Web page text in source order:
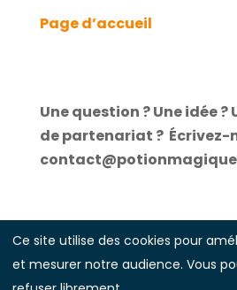
Page d’accueil
Une question ? Une idée
de partenariat ? Écrivez-
Illustrations réalisées par
Ce site utilise des cookies pour
et mesurer notre audience. Vous